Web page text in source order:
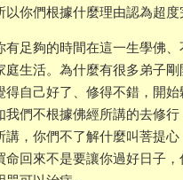
你們根據什麼理由認為超
足夠的時間在這一生學佛
生活。為什麼有很多弟子
自己好了、修得不錯，開
我們不根據佛經所講的去修
，你們不了解什麼叫菩提
回來不是要讓你過好日子